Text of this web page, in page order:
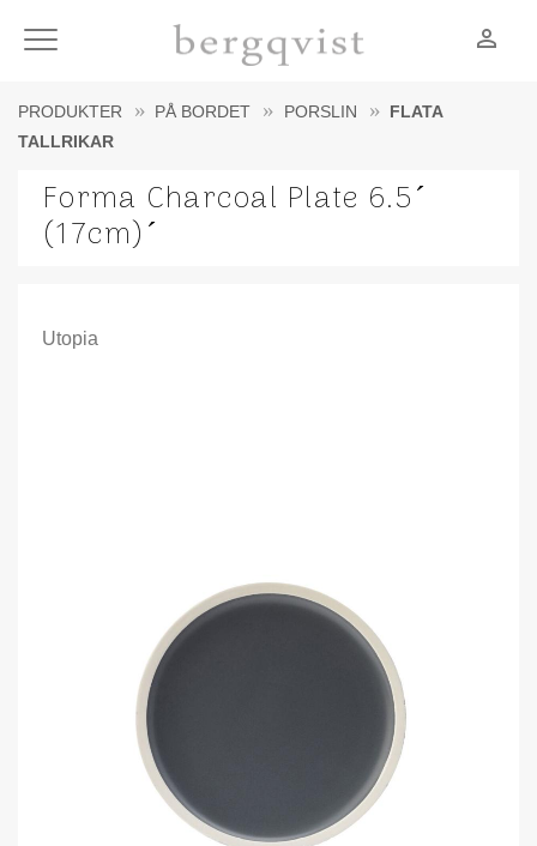
Meny person_outline
PRODUKTER PÅ BORDET PORSLIN
FLATA
TALLRIKAR
Forma Charcoal Plate 6.5´
(17cm)´
Utopia